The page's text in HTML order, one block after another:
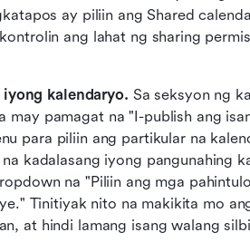
ay piliin ang Shared
ang lahat ng sharing
kalendaryo. Sa seksyon ng
may pamagat na "I-publish ang
para piliin ang partikular na
kadalasang iyong pangunahing
na "Piliin ang mga
Tinitiyak nito na makikita mo
at hindi lamang isang walang